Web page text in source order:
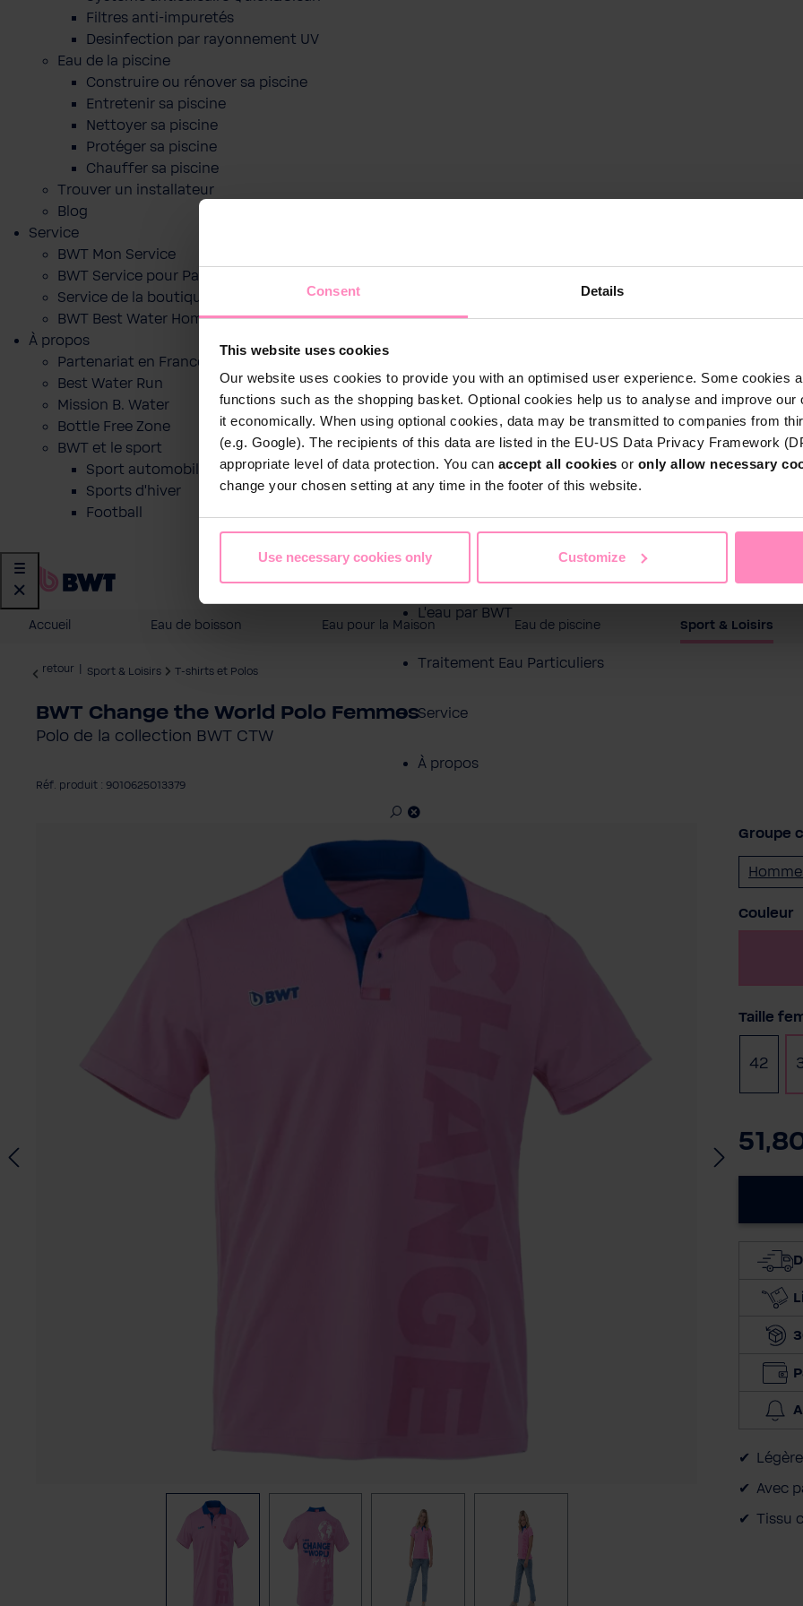
Consent Details
This website uses cookies
Our website uses cookies to provide you with an optimised user experience. Some cookies
functions such as the shopping basket. Optional cookies help us to analyse and improve our
it economically. When using optional cookies, data may be transmitted to companies from
(e.g. Google). The recipients of this data are listed in the EU-US Data Privacy Framework
appropriate level of data protection. You can accept all cookies or only allow necessary
change your chosen setting at any time in the footer of this website.
Use necessary cookies only Customize
Filtres anti-impuretés
Desinfection par rayonnement UV
Eau de la piscine
Construire ou rénover sa piscine
Entretenir sa piscine
Nettoyer sa piscine
Protéger sa piscine
Chauffer sa piscine
Trouver un installateur
Blog
Service
BWT Mon Service
BWT Service pour Particuliers
Service de la boutique en ligne
BWT Best Water Home App
À propos
Partenariat en France
Best Water Run
Mission B. Water
Bottle Free Zone
BWT et le sport
Sport automobile
Sports d'hiver
Football
Boutique en ligne
L'eau par BWT
Traitement Eau Particuliers
Service
À propos
Accueil Eau de boisson Eau pour la Maison Eau de piscine Sport & Loisirs
retour Sport & Loisirs T-shirts et Polos
BWT Change the World Polo Femmes
Polo de la collection BWT CTW
Réf. produit : 9010625013379
Groupe
Couleur
Taille
42
Avec
Tissu